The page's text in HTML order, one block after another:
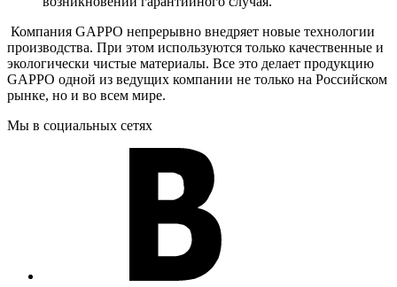
Компания GAPPO непрерывно внедряет новые технологии
производства. При этом используются только качественные и
экологически чистые материалы. Все это делает продукцию
GAPPO одной из ведущих компании не только на Российском
рынке, но и во всем мире.
Мы в социальных сетях